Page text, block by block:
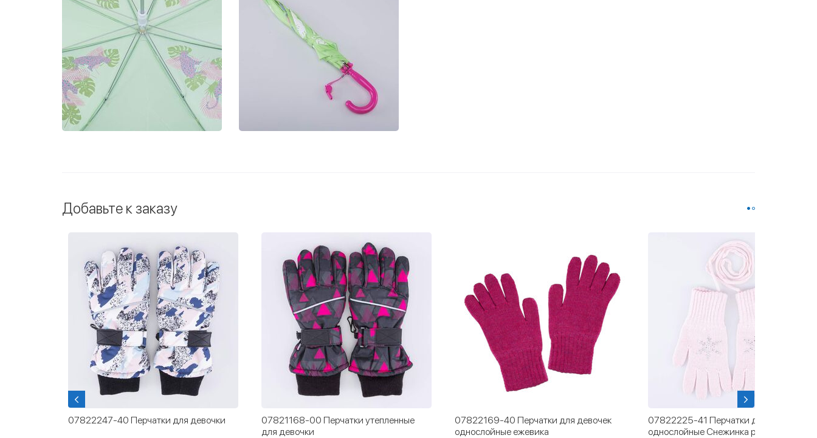
Добавьте к заказу
07822247-40 Перчатки для девочки
07821168-00 Перчатки утепленные
для девочки
07822169-40 Перчатки для девочек
однослойные ежевика
07822225-41 Перчатки детские
однослойные Снежинка розовый